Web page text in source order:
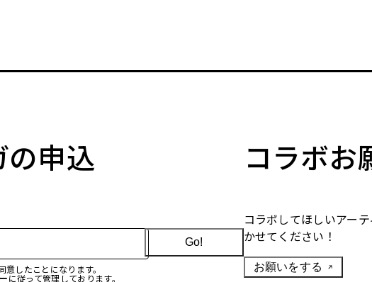
の申込
したことになります。
に従って管理しております。
Go!
コラボお
コラボしてほしいアー
かせてください！
お願いをする